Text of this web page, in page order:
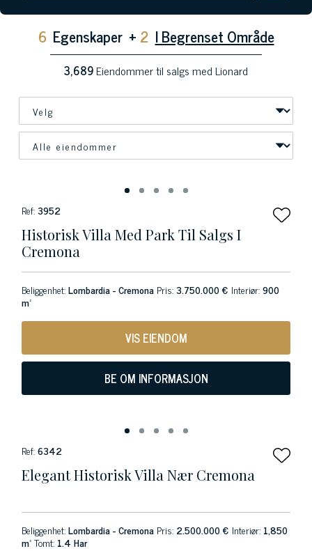
6 Egenskaper + 2 I Begrenset Område
3,689Eiendommer til salgs med Lionard
Ref:3952
Historisk Villa Med Park Til Salgs I
Cremona
Beliggenhet:Lombardia - Cremona Pris:3.750.000 € Interiør:900
m²
VIS EIENDOM
BE OM INFORMASJON
Ref:6342
Elegant Historisk Villa Nær Cremona
Beliggenhet:Lombardia - Cremona Pris: 2.500.000 € Interiør: 1,850
m²Tomt: 1.4 Har